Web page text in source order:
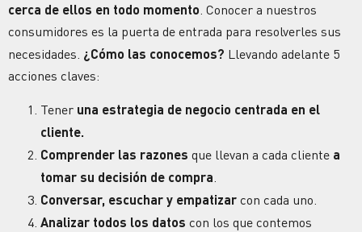
cerca de ellos en todo momento . Conocer a nuestros
consumidores es la puerta de entrada para resolverles sus
necesidades. ¿Cómo las conocemos? Llevando adelante 5
acciones claves:
Tener una estrategia de negocio centrada en el
cliente.
Comprender las razones que llevan a cada cliente a
tomar su decisión de compra.
Conversar, escuchar y empatizar con cada uno.
Analizar todos los datos con los que contemos